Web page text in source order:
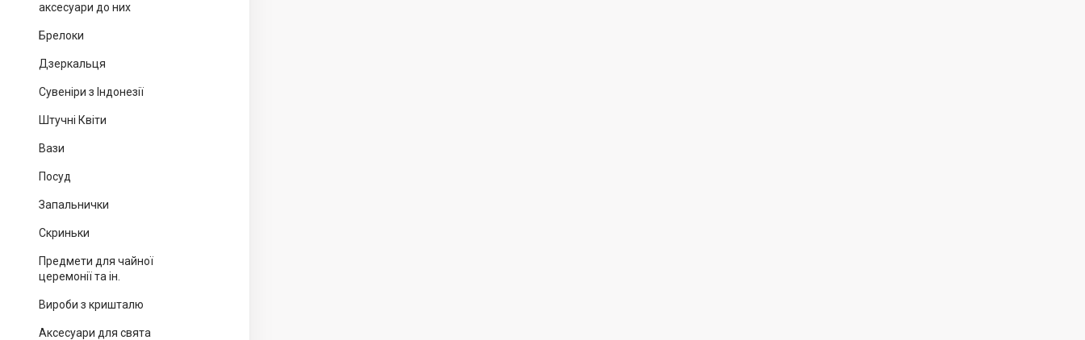
аксесуари до них
Брелоки
Дзеркальця
Сувеніри з Індонезії
Штучні Квіти
Вази
Посуд
Запальнички
Скриньки
Предмети для чайної
церемонії та ін.
Вироби з кришталю
Аксесуари для свята